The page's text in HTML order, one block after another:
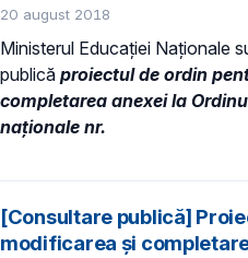
20 august 2018
Ministerul Educației Naționale
publică proiectul de ordin
completarea anexei la
naționale nr.
[Consultare publică]
modificarea și